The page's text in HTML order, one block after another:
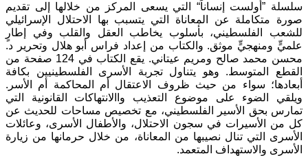
سلسلة ”أولست إنساناً“ التي يسعى المركز من خلالها إلى تقديم
صورة متكاملة عن المعاناة التي يتسبب بها الاحتلال الإسرائيلي
للشعب الفلسطيني، بأسلوب يخاطب العقل والقلب وفي إطارٍ
علميٍّ ومنهجيٍّ موثق. والكتاب من إعداد فراس أبو هلال وتحرير د.
محسن محمد صالح ومريم عيتاني. يقع الكتاب في 124 صفحة من
القطع المتوسط. وهو يتناول تجربة الأسرى الفلسطينيين بكافة
أبعادها؛ سواء من حيث ظروف الاعتقال أم المحاكمة أم الأسر.
ويلقي الضوء على موضوع التعذيب واالانتهاكات القانونية التي
تمارس بحق الأسير الفلسطيني، مع تخصيص مساحات للحديث عن
كل من الأسيرات في سجون الاحتلال، والأطفال الأسرى، وعائلات
الأسرى التي تنال نصيبها من المعاناة، من خلال حرمانها من زيارة
الأسرى والاستهداف المتعمد.